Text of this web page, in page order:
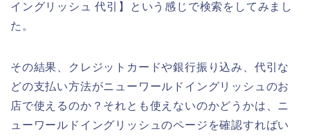
イングリッシュ 代引】という感じで検索をしてみまし
た。
その結果、クレジットカードや銀行振り込み、代引な
どの支払い方法がニューワールドイングリッシュのお
店で使えるのか？それとも使えないのかどうかは、ニ
ューワールドイングリッシュのページを確認すればい